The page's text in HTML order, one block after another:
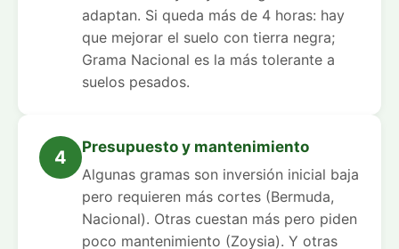
adaptan. Si queda más de 4 horas: hay
que mejorar el suelo con tierra negra;
Grama Nacional es la más tolerante a
suelos pesados.
4
Presupuesto y mantenimiento
Algunas gramas son inversión inicial baja
pero requieren más cortes (Bermuda,
Nacional). Otras cuestan más pero piden
poco mantenimiento (Zoysia). Y otras